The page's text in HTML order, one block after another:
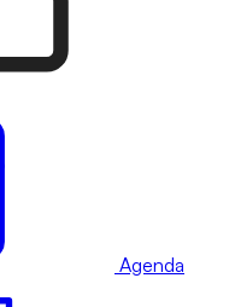
Agenda